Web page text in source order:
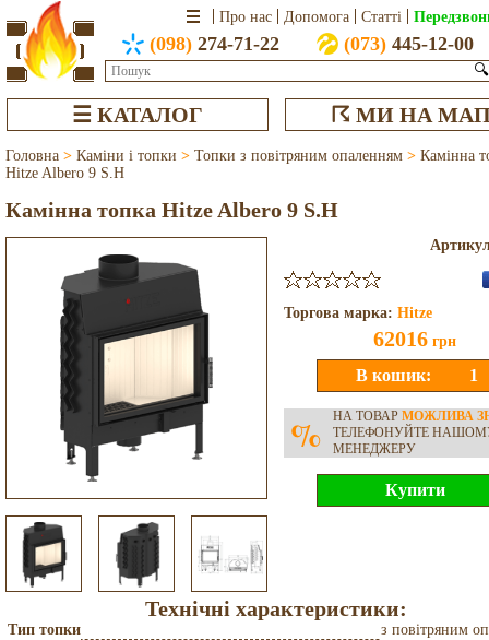
Про нас Допомога Статті
(098) 274-71-22 (073)445-12-00
🔍
☰ КАТАЛОГ ☈ МИ НА
Головна > Каміни і топки > Топки з повітряним опаленням > Камінна
Hitze Albero 9 S.H
Камінна топка Hitze Albero 9 S.H
Торгова марка: Hitze
62016 грн
% НА ТОВАР МОЖЛИВА
ТЕЛЕФОНУЙТЕ
МЕНЕДЖЕРУ
Технічні характеристики:
Тип топки
з повітряним